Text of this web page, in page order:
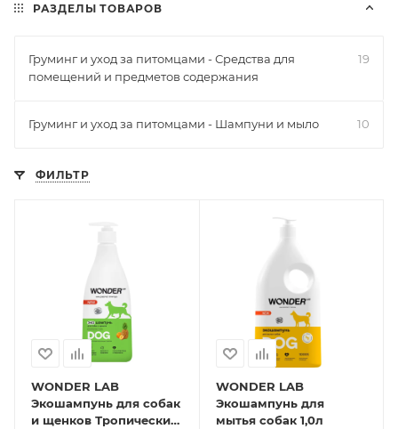
РАЗДЕЛЫ ТОВАРОВ
Груминг и уход за питомцами - Средства для
помещений и предметов содержания
19
Груминг и уход за питомцами - Шампуни и мыло 10
ФИЛЬТР
WONDER LAB
Экошампунь для собак
и щенков Тропические
WONDER LAB
Экошампунь для
мытья собак 1,0л